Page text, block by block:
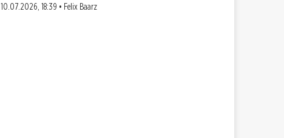
10.07.2026, 18:39 • Felix Baarz